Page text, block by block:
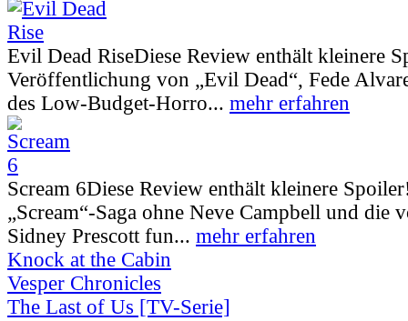
Evil Dead RiseDiese Review enthält kleinere
Veröffentlichung von „Evil Dead“, Fede
des Low-Budget-Horro... mehr erfahren
Scream 6Diese Review enthält kleinere
„Scream“-Saga ohne Neve Campbell und die
Sidney Prescott fun... mehr erfahren
Knock at the Cabin
Vesper Chronicles
The Last of Us [TV-Serie]